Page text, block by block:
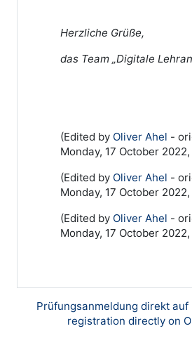
Herzliche Grüße,
das Team „Digitale
(Edited by Oliver Ahel -
Monday, 17 October
(Edited by Oliver Ahel -
Monday, 17 October
(Edited by Oliver Ahel -
Monday, 17 October
Prüfungsanmeldung direkt auf
registration directly on